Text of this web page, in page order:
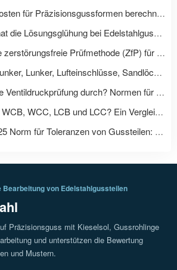
Wie werden die Kosten für Präzisionsgussformen berechnet? Dazu gehören Formenbau, Prototypenbau, Lebensdauer der Form und Kosten der Serienproduktion.
Welchen Zweck hat die Lösungsglühung bei Edelstahlgussteilen? Worin unterscheiden sich die Wärmebehandlungen der Edelstahlsorten 304, 316L und 2205?
Wie wählt man die zerstörungsfreie Prüfmethode (ZfP) für Gussteile aus? PT, MT, UT, RT: Anwendungsbereich und Abnahmekriterien.
Wie lassen sich Lunker, Lunker, Lufteinschlüsse, Sandlöcher und Risse in Gussteilen unterscheiden?
Wie führt man eine Ventildruckprüfung durch? Normen für den Wasserdruck im Gehäuse, luftdichte Dichtungen und Leckagen.
Woraus bestehen WCB, WCC, LCB und LCC? Ein Vergleich der Gussstahl-Güteklassen nach ASTM, GB, EN und JIS.
GB/T 42124.3-2025 Norm für Toleranzen von Gussteilen: Ersetzt GB/T 6414-2017
Bearbeitung von Edelstahlgussteilen
Präzisionsguss mit Kieselsol, Gussrohlinge
und unterstützen die Bewertung
und Mustern.